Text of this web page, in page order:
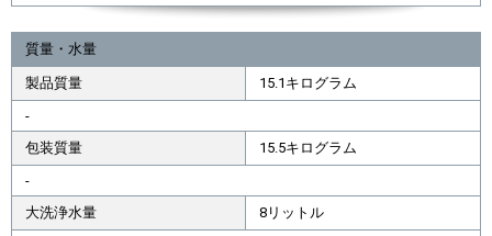
質量・水量
製品質量
15.1キログラム
-
包装質量
15.5キログラム
-
大洗浄水量
8リットル